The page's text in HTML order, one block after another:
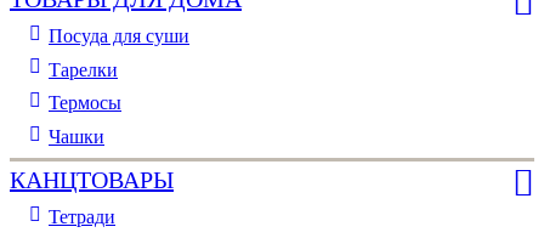
Посуда для суши
Тарелки
Термосы
Чашки
КАНЦТОВАРЫ
Тетради